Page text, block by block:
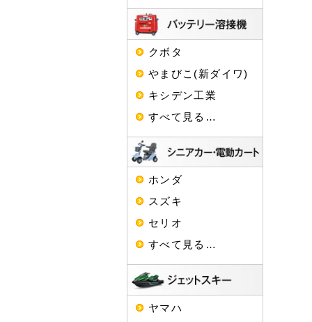
クボタ
やまびこ(新ダイワ)
キシデン工業
すべて見る…
ホンダ
スズキ
セリオ
すべて見る…
ヤマハ